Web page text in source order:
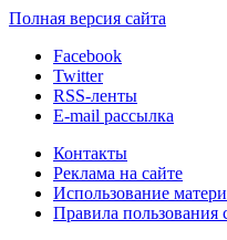
Полная версия сайта
Facebook
Twitter
RSS-ленты
E-mail рассылка
Контакты
Реклама на сайте
Использование
Правила пользования